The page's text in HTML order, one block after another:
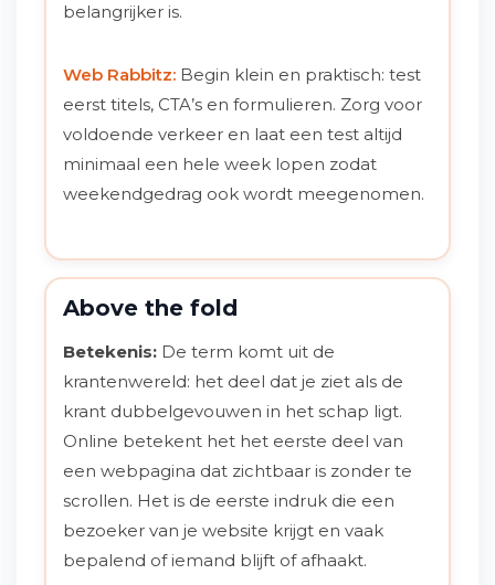
belangrijker is.
Web Rabbitz: Begin klein en praktisch: test
eerst titels, CTA’s en formulieren. Zorg voor
voldoende verkeer en laat een test altijd
minimaal een hele week lopen zodat
weekendgedrag ook wordt meegenomen.
Above the fold
Betekenis: De term komt uit de
krantenwereld: het deel dat je ziet als de
krant dubbelgevouwen in het schap ligt.
Online betekent het het eerste deel van
een webpagina dat zichtbaar is zonder te
scrollen. Het is de eerste indruk die een
bezoeker van je website krijgt en vaak
bepalend of iemand blijft of afhaakt.